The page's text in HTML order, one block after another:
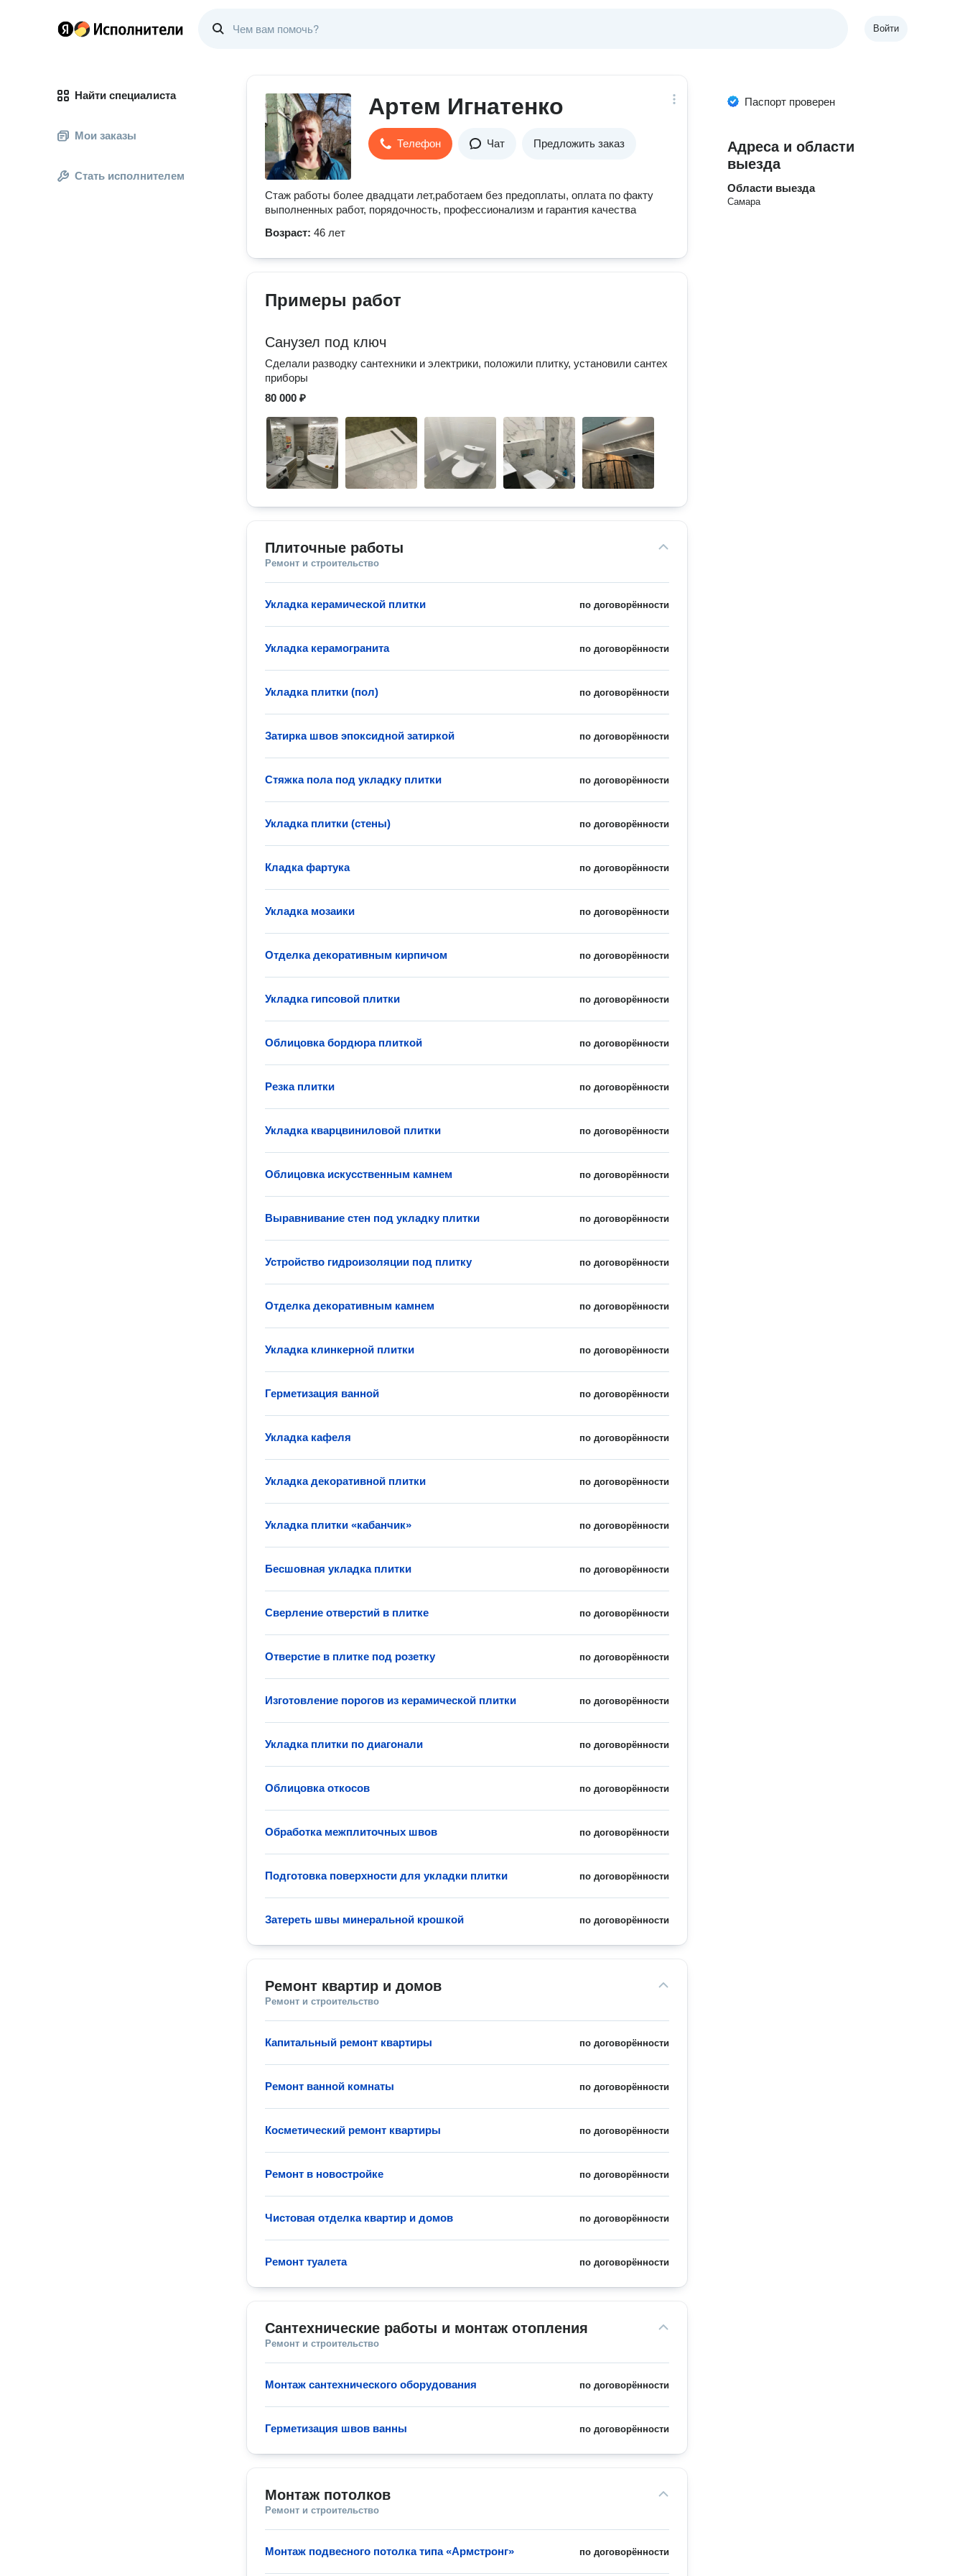
Войти
Найти специалиста
Мои заказы
Стать исполнителем
Артем Игнатенко
Телефон Чат Предложить заказ
Стаж работы более двадцати лет,работаем без предоплаты, оплата по факту
выполненных работ, порядочность, профессионализм и гарантия качества
Возраст: 46 лет
Примеры работ
Санузел под ключ
Сделали разводку сантехники и электрики, положили плитку, установили сантех
приборы
80 000 ₽
Плиточные работы
Ремонт и строительство
по договорённости
Укладка керамической плитки
по договорённости
Укладка керамогранита
по договорённости
Укладка плитки (пол)
по договорённости
Затирка швов эпоксидной затиркой
по договорённости
Стяжка пола под укладку плитки
по договорённости
Укладка плитки (стены)
по договорённости
Кладка фартука
по договорённости
Укладка мозаики
по договорённости
Отделка декоративным кирпичом
по договорённости
Укладка гипсовой плитки
по договорённости
Облицовка бордюра плиткой
по договорённости
Резка плитки
по договорённости
Укладка кварцвиниловой плитки
по договорённости
Облицовка искусственным камнем
по договорённости
Выравнивание стен под укладку плитки
по договорённости
Устройство гидроизоляции под плитку
по договорённости
Отделка декоративным камнем
по договорённости
Укладка клинкерной плитки
по договорённости
Герметизация ванной
по договорённости
Укладка кафеля
по договорённости
Укладка декоративной плитки
по договорённости
Укладка плитки «кабанчик»
по договорённости
Бесшовная укладка плитки
по договорённости
Сверление отверстий в плитке
по договорённости
Отверстие в плитке под розетку
по договорённости
Изготовление порогов из керамической плитки
по договорённости
Укладка плитки по диагонали
по договорённости
Облицовка откосов
по договорённости
Обработка межплиточных швов
по договорённости
Подготовка поверхности для укладки плитки
по договорённости
Затереть швы минеральной крошкой
Ремонт квартир и домов
Ремонт и строительство
по договорённости
Капитальный ремонт квартиры
по договорённости
Ремонт ванной комнаты
по договорённости
Косметический ремонт квартиры
по договорённости
Ремонт в новостройке
по договорённости
Чистовая отделка квартир и домов
по договорённости
Ремонт туалета
Сантехнические работы и монтаж отопления
Ремонт и строительство
по договорённости
Монтаж сантехнического оборудования
по договорённости
Герметизация швов ванны
Монтаж потолков
Ремонт и строительство
по договорённости
Монтаж подвесного потолка типа «Армстронг»
Паспорт проверен
Адреса и области
выезда
Области выезда
Самара